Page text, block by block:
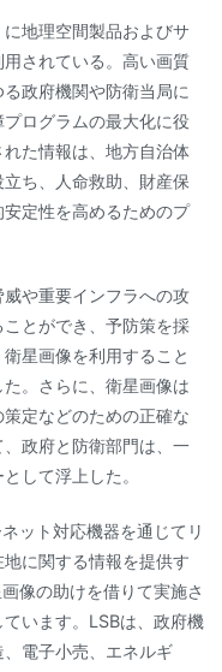
地理空間製品およびサ
されている。高い画質
政府機関や防衛当局に
ログラムの最大化に役
た情報は、地方自治体
ち、人命救助、財産保
定性を高めるためのプ
や重要インフラへの攻
とができ、予防策を採
星画像を利用すること
。さらに、衛星画像は
定などのための正確な
政府と防衛部門は、一
して浮上した。
ット対応機器を通じてリ
に関する情報を提供す
像の助けを借りて実施さ
います。LSBは、政府機
電子小売、エネルギ